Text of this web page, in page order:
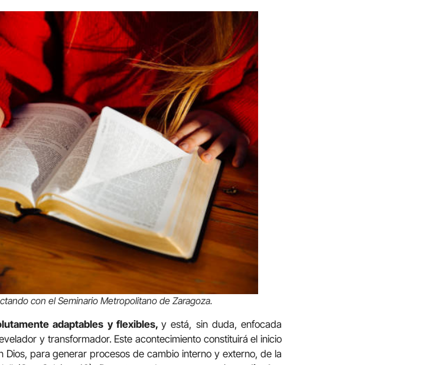
con el Seminario Metropolitano de Zaragoza.
adaptables y flexibles,y está, sin duda, enfocada
y transformador. Este acontecimiento constituirá el inicio
Dios, para generar procesos de cambio interno y externo, de la